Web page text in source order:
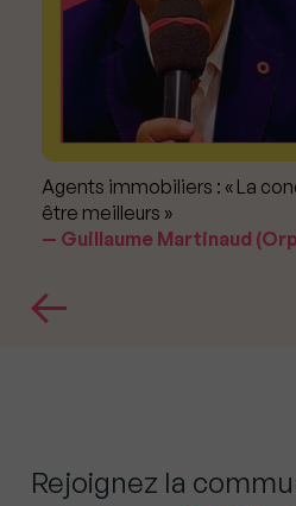
Agents immobiliers : « La
être meilleurs »
Guillaume Martinaud
Rejoignez la